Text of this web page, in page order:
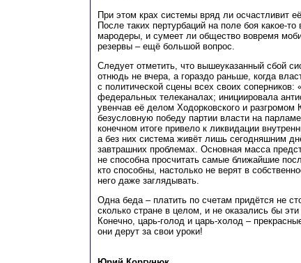
При этом крах системы вряд ли осчастливит
После таких пертурбаций на поле боя какое-
мародеры, и сумеет ли общество вовремя
резервы – ещё большой вопрос.
Следует отметить, что вышеуказанный сбой
отнюдь не вчера, а гораздо раньше, когда
с политической сцены всех своих соперников:
федеральных телеканалах; инициировала
увенчав её делом Ходорковского и
безусловную победу партии власти на
конечном итоге привело к ликвидации
а без них система живёт лишь сегодняшним
завтрашних проблемах. Основная масса
не способна просчитать самые ближайшие
кто способны, настолько не верят в
него даже заглядывать.
Одна беда – платить по счетам придётся не
сколько стране в целом, и не оказались бы
Конечно, царь-голод и царь-холод –
они дерут за свои уроки!